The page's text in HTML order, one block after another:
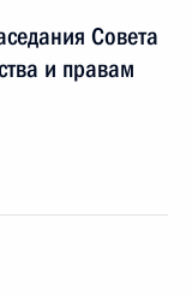
Совета
и правам